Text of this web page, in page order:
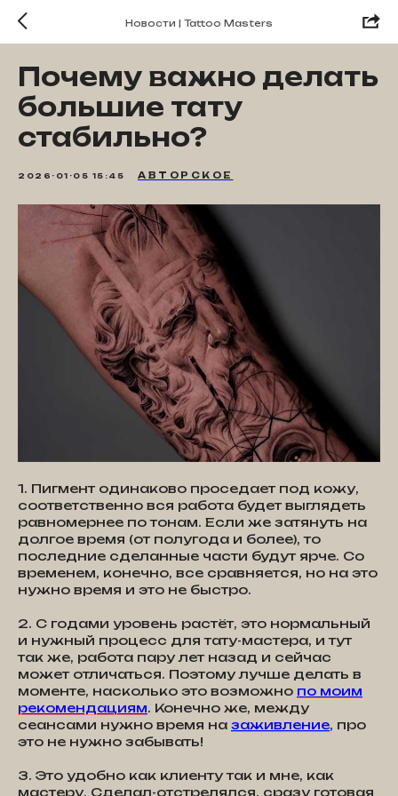
Новости | Tattoo Masters
Почему важно делать
большие тату
стабильно?
2026-01-05 15:45 АВТОРСКОЕ
1. Пигмент одинаково проседает под кожу,
соответственно вся работа будет выглядеть
равномернее по тонам. Если же затянуть на
долгое время (от полугода и более), то
последние сделанные части будут ярче. Со
временем, конечно, все сравняется, но на это
нужно время и это не быстро.
2. С годами уровень растёт, это нормальный
и нужный процесс для тату-мастера, и тут
так же, работа пару лет назад и сейчас
может отличаться. Поэтому лучше делать в
моменте, насколько это возможно по моим
рекомендациям. Конечно же, между
сеансами нужно время на заживление, про
это не нужно забывать!
3. Это удобно как клиенту так и мне, как
мастеру. Сделал-отстрелялся, сразу готовая